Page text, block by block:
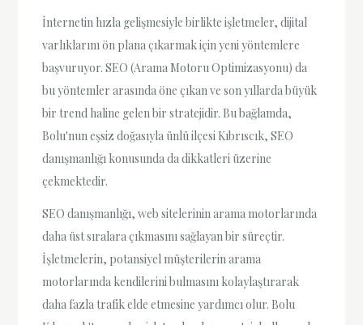
İnternetin hızla gelişmesiyle birlikte işletmeler, dijital
varlıklarını ön plana çıkarmak için yeni yöntemlere
başvuruyor. SEO (Arama Motoru Optimizasyonu) da
bu yöntemler arasında öne çıkan ve son yıllarda büyük
bir trend haline gelen bir stratejidir. Bu bağlamda,
Bolu'nun eşsiz doğasıyla ünlü ilçesi Kıbrıscık, SEO
danışmanlığı konusunda da dikkatleri üzerine
çekmektedir.
SEO danışmanlığı, web sitelerinin arama motorlarında
daha üst sıralara çıkmasını sağlayan bir süreçtir.
İşletmelerin, potansiyel müşterilerin arama
motorlarında kendilerini bulmasını kolaylaştırarak
daha fazla trafik elde etmesine yardımcı olur. Bolu